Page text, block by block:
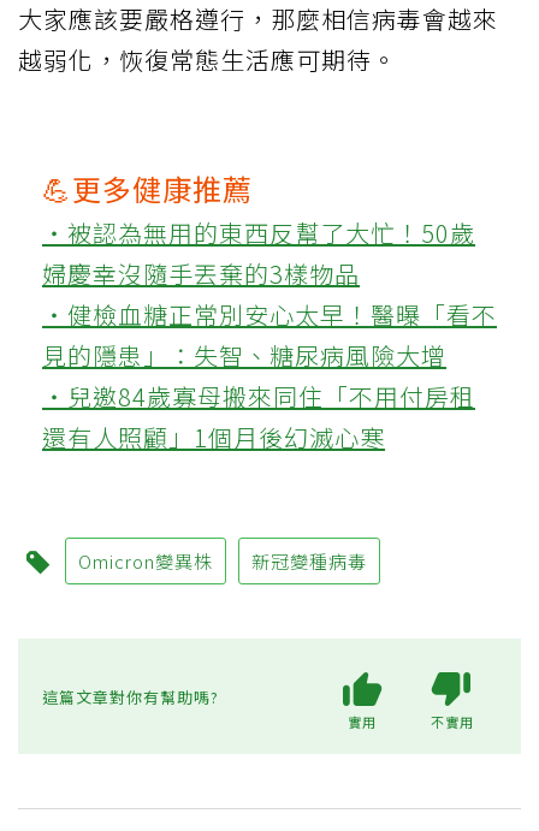
大家應該要嚴格遵行，那麼相信病毒會越來
越弱化，恢復常態生活應可期待。
💪更多健康推薦
‧被認為無用的東西反幫了大忙！50歲
婦慶幸沒隨手丟棄的3樣物品
‧健檢血糖正常別安心太早！醫曝「看不
見的隱患」：失智、糖尿病風險大增
‧兒邀84歲寡母搬來同住「不用付房租
還有人照顧」1個月後幻滅心寒
Omicron變異株 新冠變種病毒
這篇文章對你有幫助嗎?
實用 不實用